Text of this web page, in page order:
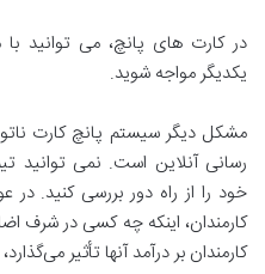
در کارت های پانچ، می توانید
یکدیگر مواجه شوید.
مشکل دیگر سیستم پانچ کارت
رسانی آنلاین است. نمی توانید
خود را از راه دور بررسی کنید.
کارمندان، اینکه چه کسی در شرف
کارمندان بر درآمد آنها تأثیر